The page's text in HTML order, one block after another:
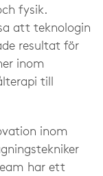
fysik.
att teknologin
resultat för
inom
till
inom
har ett